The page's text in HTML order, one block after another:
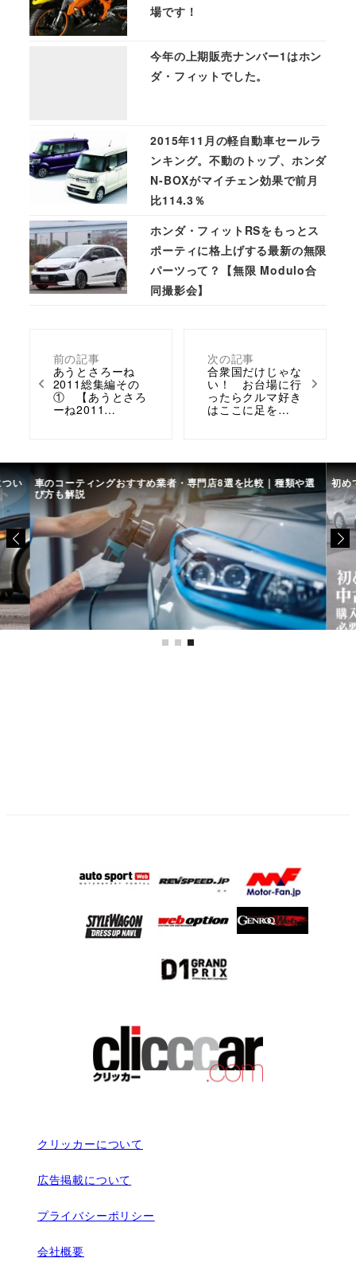
前の記事
あうとさろーね
2011総集編その
① 【あうとさろ
ーね2011…
次の記事
合衆国だけじゃな
い！ お台場に行
ったらクルマ好き
はここに足を…
場です！
今年の上期販売ナンバー1はホン
ダ・フィットでした。
2015年11月の軽自動車セールラ
ンキング。不動のトップ、ホンダ
N-BOXがマイチェン効果で前月
比114.3％
ホンダ・フィットRSをもっとス
ポーティに格上げする最新の無限
パーツって？【無限 Modulo合
同撮影会】
い 車のコーティングおすすめ業者・専門店8選を比較｜種類や選
び方も解説
初め
クリッカーについて
広告掲載について
プライバシーポリシー
会社概要